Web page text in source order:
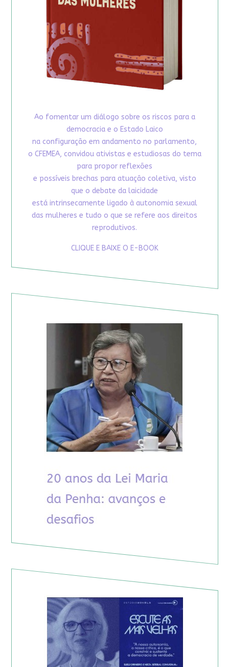
Ao fomentar um diálogo sobre os riscos para a
democracia e o Estado Laico
na configuração em andamento no parlamento,
o CFEMEA, convidou ativistas e estudiosas do tema
para propor reflexões
e possíveis brechas para atuação coletiva, visto
que o debate da laicidade
está intrinsecamente ligado à autonomia sexual
das mulheres e tudo o que se refere aos direitos
reprodutivos.
CLIQUE E BAIXE O E-BOOK